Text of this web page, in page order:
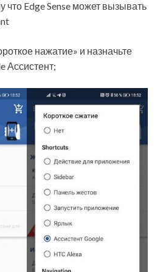
что Edge Sense может вызывать
нажатие» и назначьте
Ассистент;